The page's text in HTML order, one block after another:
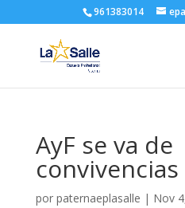
961383014
AyF se va de
convivencias
por paternaeplasalle | Nov